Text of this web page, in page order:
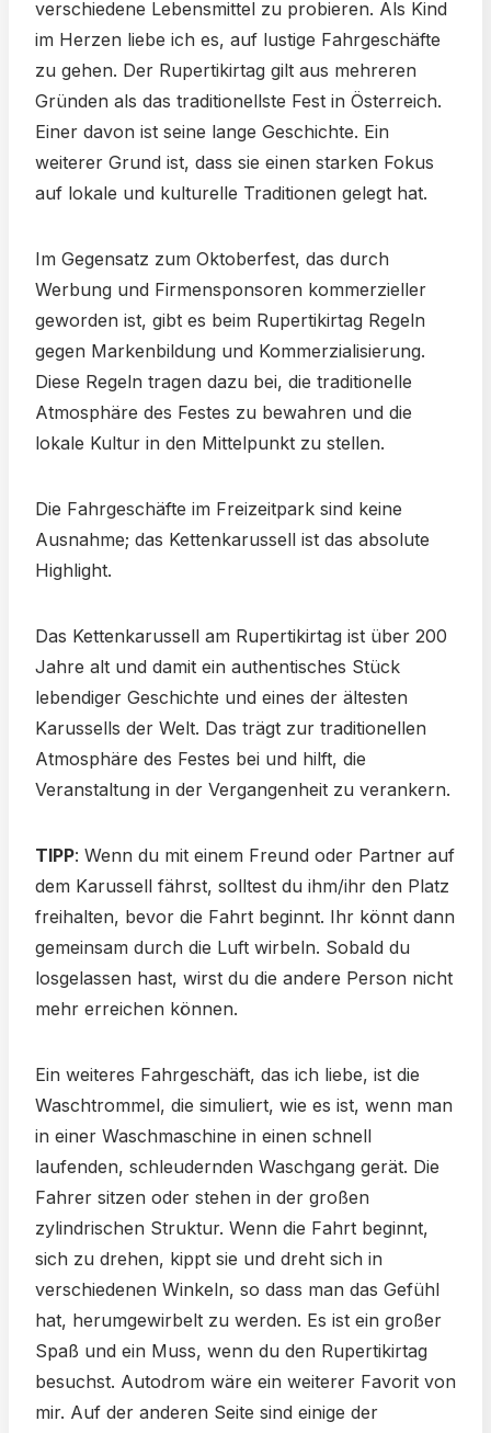
verschiedene Lebensmittel zu probieren. Als Kind
im Herzen liebe ich es, auf lustige Fahrgeschäfte
zu gehen. Der Rupertikirtag gilt aus mehreren
Gründen als das traditionellste Fest in Österreich.
Einer davon ist seine lange Geschichte. Ein
weiterer Grund ist, dass sie einen starken Fokus
auf lokale und kulturelle Traditionen gelegt hat.
Im Gegensatz zum Oktoberfest, das durch
Werbung und Firmensponsoren kommerzieller
geworden ist, gibt es beim Rupertikirtag Regeln
gegen Markenbildung und Kommerzialisierung.
Diese Regeln tragen dazu bei, die traditionelle
Atmosphäre des Festes zu bewahren und die
lokale Kultur in den Mittelpunkt zu stellen.
Die Fahrgeschäfte im Freizeitpark sind keine
Ausnahme; das Kettenkarussell ist das absolute
Highlight.
Das Kettenkarussell am Rupertikirtag ist über 200
Jahre alt und damit ein authentisches Stück
lebendiger Geschichte und eines der ältesten
Karussells der Welt. Das trägt zur traditionellen
Atmosphäre des Festes bei und hilft, die
Veranstaltung in der Vergangenheit zu verankern.
TIPP: Wenn du mit einem Freund oder Partner auf
dem Karussell fährst, solltest du ihm/ihr den Platz
freihalten, bevor die Fahrt beginnt. Ihr könnt dann
gemeinsam durch die Luft wirbeln. Sobald du
losgelassen hast, wirst du die andere Person nicht
mehr erreichen können.
Ein weiteres Fahrgeschäft, das ich liebe, ist die
Waschtrommel, die simuliert, wie es ist, wenn man
in einer Waschmaschine in einen schnell
laufenden, schleudernden Waschgang gerät. Die
Fahrer sitzen oder stehen in der großen
zylindrischen Struktur. Wenn die Fahrt beginnt,
sich zu drehen, kippt sie und dreht sich in
verschiedenen Winkeln, so dass man das Gefühl
hat, herumgewirbelt zu werden. Es ist ein großer
Spaß und ein Muss, wenn du den Rupertikirtag
besuchst. Autodrom wäre ein weiterer Favorit von
mir. Auf der anderen Seite sind einige der